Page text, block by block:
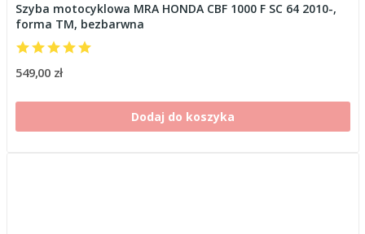
Szyba motocyklowa MRA HONDA CBF 1000 F SC 64 2010-,
forma TM, bezbarwna
549,00 zł
Dodaj do koszyka